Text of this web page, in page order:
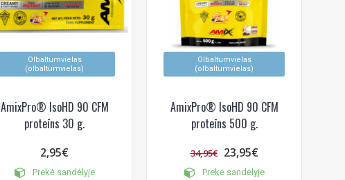
Olbaltumvielas
(olbaltumvielas)
AmixPro® IsoHD 90 CFM
proteīns 30 g.
2,95€
Prekė sandėlyje
Olbaltumvielas
(olbaltumvielas)
AmixPro® IsoHD 90 CFM
proteīns 500 g.
34,95€ 23,95€
Prekė sandėlyje